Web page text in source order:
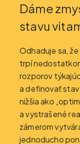
Dáme
stavu
Odhaduje sa,
trpí
rozporov
a definovať stav
nižšia ako
a vystrašené
zámerom
jednoducho